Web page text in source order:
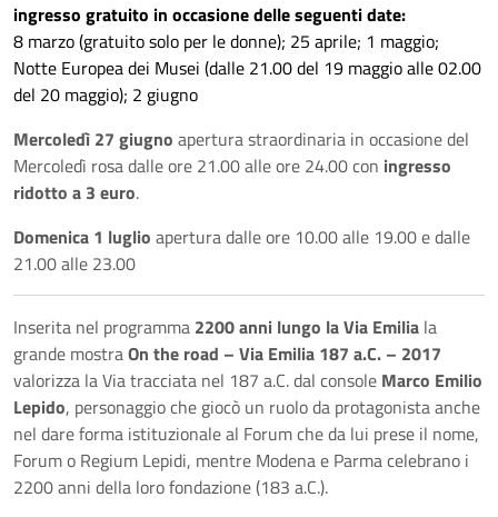
ingresso gratuito in occasione delle seguenti date:
8 marzo (gratuito solo per le donne); 25 aprile; 1 maggio;
Notte Europea dei Musei (dalle 21.00 del 19 maggio alle 02.00
del 20 maggio); 2 giugno
Mercoledì 27 giugno apertura straordinaria in occasione del
Mercoledì rosa dalle ore 21.00 alle ore 24.00 con ingresso
ridotto a 3 euro.
Domenica 1 luglio apertura dalle ore 10.00 alle 19.00 e dalle
21.00 alle 23.00
Inserita nel programma 2200 anni lungo la Via Emilia la
grande mostraOn the road – Via Emilia 187 a.C. – 2017
valorizza la Via tracciata nel 187 a.C. dal console Marco Emilio
Lepido, personaggio che giocò un ruolo da protagonista anche
nel dare forma istituzionale al Forum che da lui prese il nome,
Forum o Regium Lepidi, mentre Modena e Parma celebrano i
2200 anni della loro fondazione (183 a.C.).